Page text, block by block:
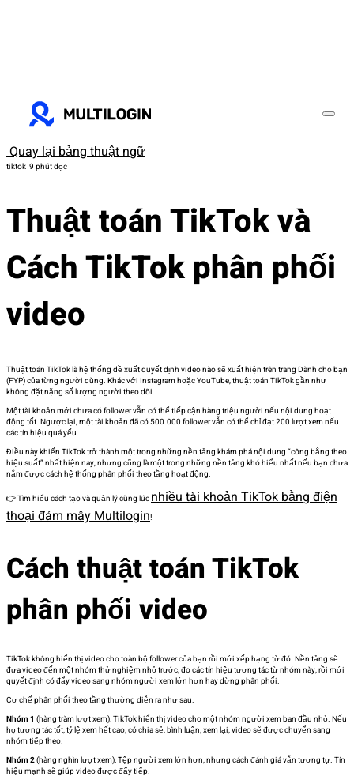
Quay lại bảng thuật ngữ
tiktok 9 phút đọc
Thuật toán TikTok và
Cách TikTok phân phối
video
Thuật toán TikTok là hệ thống đề xuất quyết định video nào sẽ xuất hiện trên trang Dành cho bạn
(FYP) của từng người dùng. Khác với Instagram hoặc YouTube, thuật toán TikTok gần như
không đặt nặng số lượng người theo dõi.
Một tài khoản mới chưa có follower vẫn có thể tiếp cận hàng triệu người nếu nội dung hoạt
động tốt. Ngược lại, một tài khoản đã có 500.000 follower vẫn có thể chỉ đạt 200 lượt xem nếu
các tín hiệu quá yếu.
Điều này khiến TikTok trở thành một trong những nền tảng khám phá nội dung “công bằng theo
hiệu suất” nhất hiện nay, nhưng cũng là một trong những nền tảng khó hiểu nhất nếu bạn chưa
nắm được cách hệ thống phân phối theo tầng hoạt động.
👉 Tìm hiểu cách tạo và quản lý cùng lúcnhiều tài khoản TikTok bằng điện
thoại đám mây Multilogin!
Cách thuật toán TikTok
phân phối video
TikTok không hiển thị video cho toàn bộ follower của bạn rồi mới xếp hạng từ đó. Nền tảng sẽ
đưa video đến một nhóm thử nghiệm nhỏ trước, đo các tín hiệu tương tác từ nhóm này, rồi mới
quyết định có đẩy video sang nhóm người xem lớn hơn hay dừng phân phối.
Cơ chế phân phối theo tầng thường diễn ra như sau:
Nhóm 1 (hàng trăm lượt xem): TikTok hiển thị video cho một nhóm người xem ban đầu nhỏ. Nếu
họ tương tác tốt, tỷ lệ xem hết cao, có chia sẻ, bình luận, xem lại, video sẽ được chuyển sang
nhóm tiếp theo.
Nhóm 2(hàng nghìn lượt xem): Tệp người xem lớn hơn, nhưng cách đánh giá vẫn tương tự. Tín
hiệu mạnh sẽ giúp video được đẩy tiếp.